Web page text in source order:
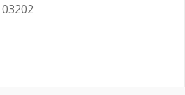
03202